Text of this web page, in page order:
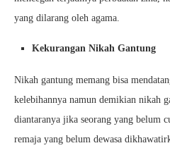
yang dilarang oleh agama.
Kekurangan Nikah Gantung
Nikah gantung memang bisa
kelebihannya namun demikian nikah
diantaranya jika seorang yang belum
remaja yang belum dewasa